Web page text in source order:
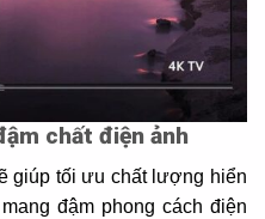
chất điện ảnh
giúp tối ưu chất lượng hiển
đậm phong cách điện